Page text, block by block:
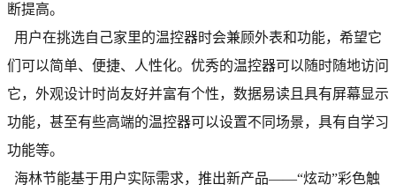
断提高。
用户在挑选自己家里的温控器时会兼顾外表和功能，希望它
们可以简单、便捷、人性化。优秀的温控器可以随时随地访问
它，外观设计时尚友好并富有个性，数据易读且具有屏幕显示
功能，甚至有些高端的温控器可以设置不同场景，具有自学习
功能等。
海林节能基于用户实际需求，推出新产品——“炫动”彩色触